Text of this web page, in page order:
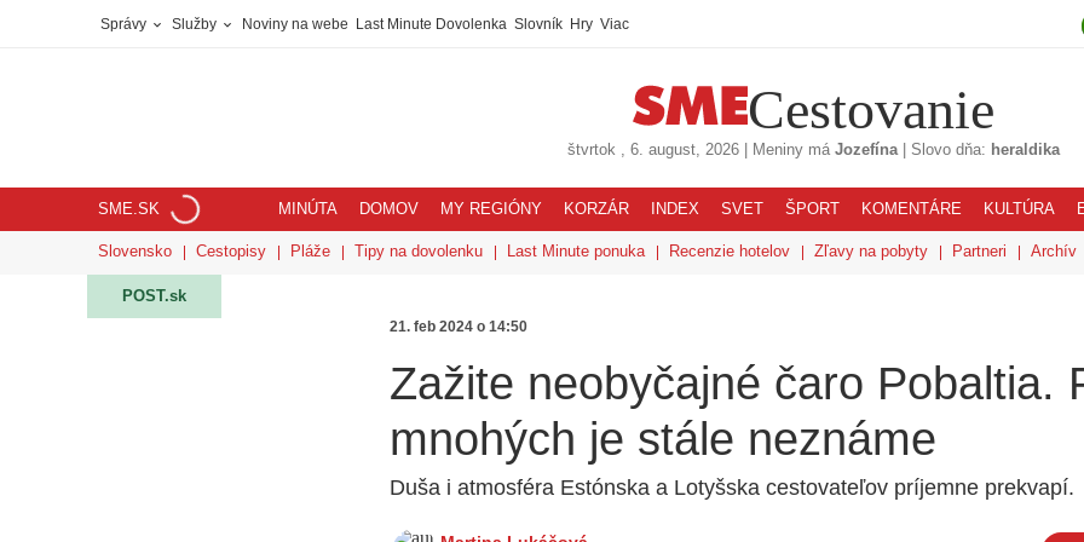
Správy Služby Noviny na webe Last Minute Dovolenka Slovník Hry Viac
Cestovanie
štvrtok , 6. august, 2026| Meniny má Jozefína| Slovo dňa: heraldika
SME.SK MINÚTA DOMOV MY REGIÓNY KORZÁR INDEX SVET ŠPORT KOMENTÁRE KULTÚRA
Slovensko Cestopisy Pláže Tipy na dovolenku Last Minute ponuka Recenzie hotelov Zľavy na pobyty Partneri Archív
POST.sk
21. feb 2024 o 14:50
Zažite neobyčajné čaro Pobaltia.
mnohých je stále neznáme
Duša i atmosféra Estónska a Lotyšska cestovateľov príjemne prekvapí.